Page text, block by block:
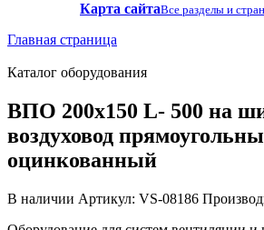
Карта сайтаВсе разделы и
Главная страница
Каталог оборудования
ВПО 200х150 L- 500 на
воздуховод
оцинкованный
В наличии Артикул: VS-08186